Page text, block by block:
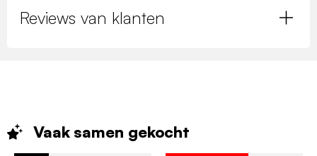
Reviews van klanten
Vaak samen gekocht